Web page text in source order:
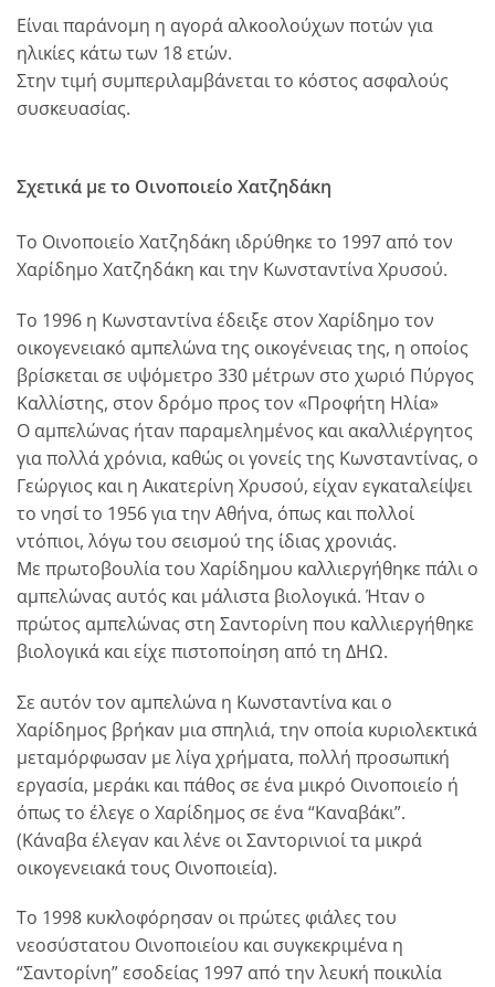
Είναι παράνομη η αγορά αλκοολούχων ποτών για
ηλικίες κάτω των 18 ετών.
Στην τιμή συμπεριλαμβάνεται το κόστος ασφαλούς
συσκευασίας.
Σχετικά με το Οινοποιείο Χατζηδάκη
Το Οινοποιείο Χατζηδάκη ιδρύθηκε το 1997 από τον
Χαρίδημο Χατζηδάκη και την Κωνσταντίνα Χρυσού.
Το 1996 η Κωνσταντίνα έδειξε στον Χαρίδημο τον
οικογενειακό αμπελώνα της οικογένειας της, η οποίος
βρίσκεται σε υψόμετρο 330 μέτρων στο χωριό Πύργος
Καλλίστης, στον δρόμο προς τον «Προφήτη Ηλία»
Ο αμπελώνας ήταν παραμελημένος και ακαλλιέργητος
για πολλά χρόνια, καθώς οι γονείς της Κωνσταντίνας, ο
Γεώργιος και η Αικατερίνη Χρυσού, είχαν εγκαταλείψει
το νησί το 1956 για την Αθήνα, όπως και πολλοί
ντόπιοι, λόγω του σεισμού της ίδιας χρονιάς.
Με πρωτοβουλία του Χαρίδημου καλλιεργήθηκε πάλι ο
αμπελώνας αυτός και μάλιστα βιολογικά. Ήταν ο
πρώτος αμπελώνας στη Σαντορίνη που καλλιεργήθηκε
βιολογικά και είχε πιστοποίηση από τη ΔΗΩ.
Σε αυτόν τον αμπελώνα η Κωνσταντίνα και ο
Χαρίδημος βρήκαν μια σπηλιά, την οποία κυριολεκτικά
μεταμόρφωσαν με λίγα χρήματα, πολλή προσωπική
εργασία, μεράκι και πάθος σε ένα μικρό Οινοποιείο ή
όπως το έλεγε ο Χαρίδημος σε ένα “Καναβάκι”.
(Κάναβα έλεγαν και λένε οι Σαντορινιοί τα μικρά
οικογενειακά τους Οινοποιεία).
Το 1998 κυκλοφόρησαν οι πρώτες φιάλες του
νεοσύστατου Οινοποιείου και συγκεκριμένα η
“Σαντορίνη” εσοδείας 1997 από την λευκή ποικιλία